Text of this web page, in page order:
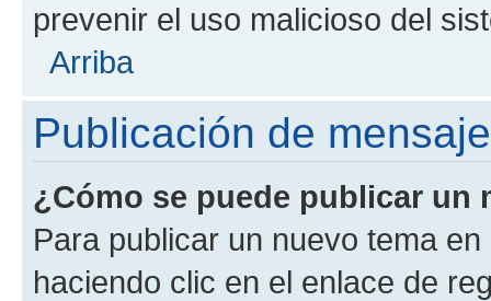
prevenir el uso malicioso del
Arriba
Publicación de
¿Cómo se puede publicar un
Para publicar un nuevo tema
haciendo clic en el enlace de